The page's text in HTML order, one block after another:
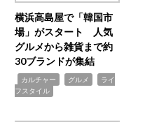
横浜高島屋で「韓国市
場」がスタート 人気
グルメから雑貨まで約
30ブランドが集結
カルチャー グルメ
ライ
フスタイル